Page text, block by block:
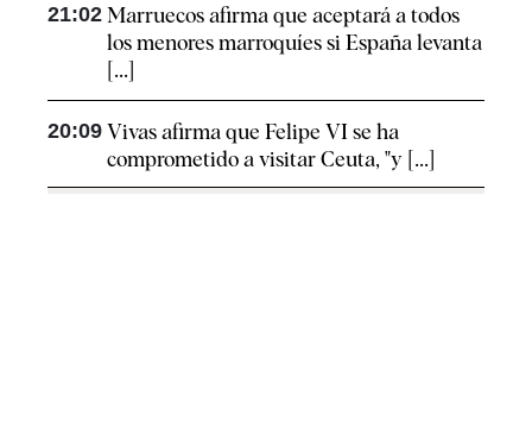
21:02 Marruecos afirma que aceptará a todos
los menores marroquíes si España levanta
[...]
20:09 Vivas afirma que Felipe VI se ha
comprometido a visitar Ceuta, "y [...]